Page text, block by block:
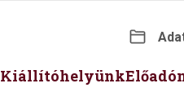
Kiállítóhelyünk